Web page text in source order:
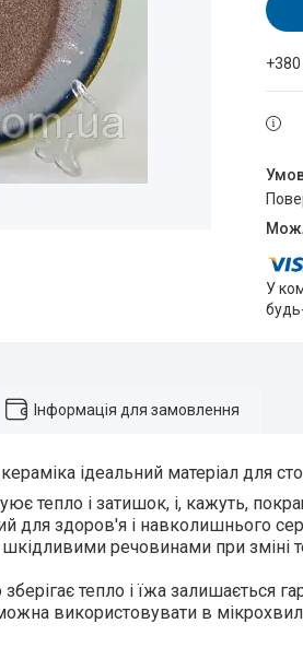
У
Інформація для замовлення
ідеальний матеріал для
тепло і затишок, і, кажуть,
для здоров'я і навколишнього
речовинами при зміні
тепло і їжа залишається
можна використовувати в